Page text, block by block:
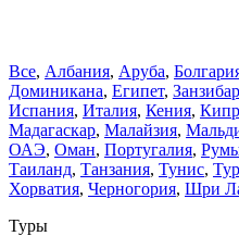
Все, Албания, Аруба,
Доминиканa, Египет, Занзибар
Испания, Италия, Кения, Кипр
Мадагаскар, Малайзия,
ОАЭ, Оман, Португалия,
Таиланд, Танзания, Тунис,
Хорватия, Черногория, Шри
Туры